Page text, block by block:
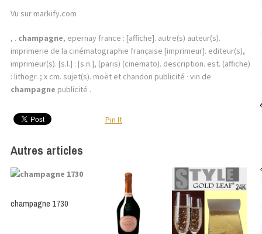
Vu sur markify.com
, . champagne, epernay france : [affiche]. autre(s) auteur(s).
imprimerie de la cinématographie française [imprimeur]. editeur(s),
imprimeur(s). [s.l.] : [s.n.], (paris) (cinemato). description. est. (affiche)
: lithogr. ; x cm. sujet(s). moët et chandon publicité · vin de
champagne publicité .
Pin It
Autres articles
champagne 1730